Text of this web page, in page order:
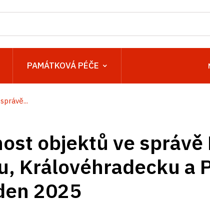
PAMÁTKOVÁ PÉČE
objektů ve správě
Královéhradecku a
2025